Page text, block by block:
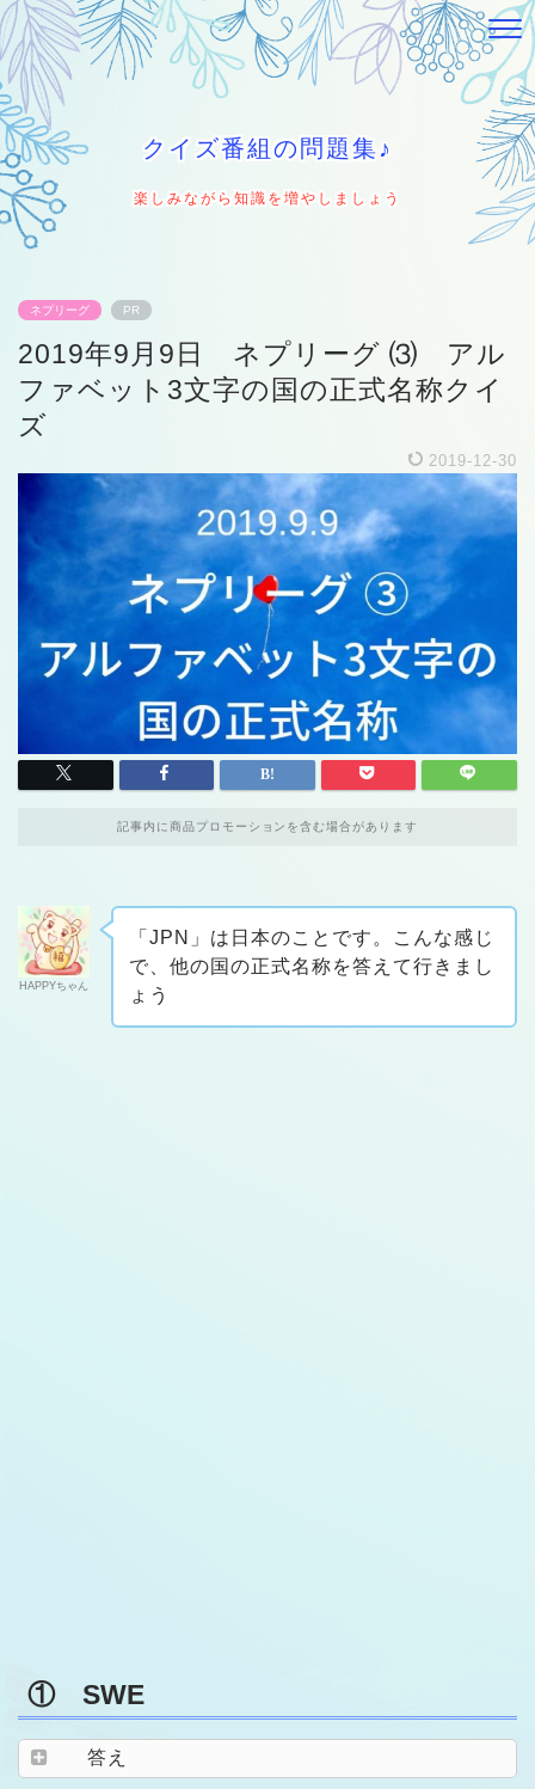
クイズ番組の問題集♪
楽しみながら知識を増やしましょう
ネプリーグ PR
2019年9月9日 ネプリーグ ⑶ アル
ファベット3文字の国の正式名称クイ
ズ
2019-12-30
記事内に商品プロモーションを含む場合があります
HAPPYちゃん
「JPN」は日本のことです。こんな感じ
で、他の国の正式名称を答えて行きまし
ょう
① SWE
答え